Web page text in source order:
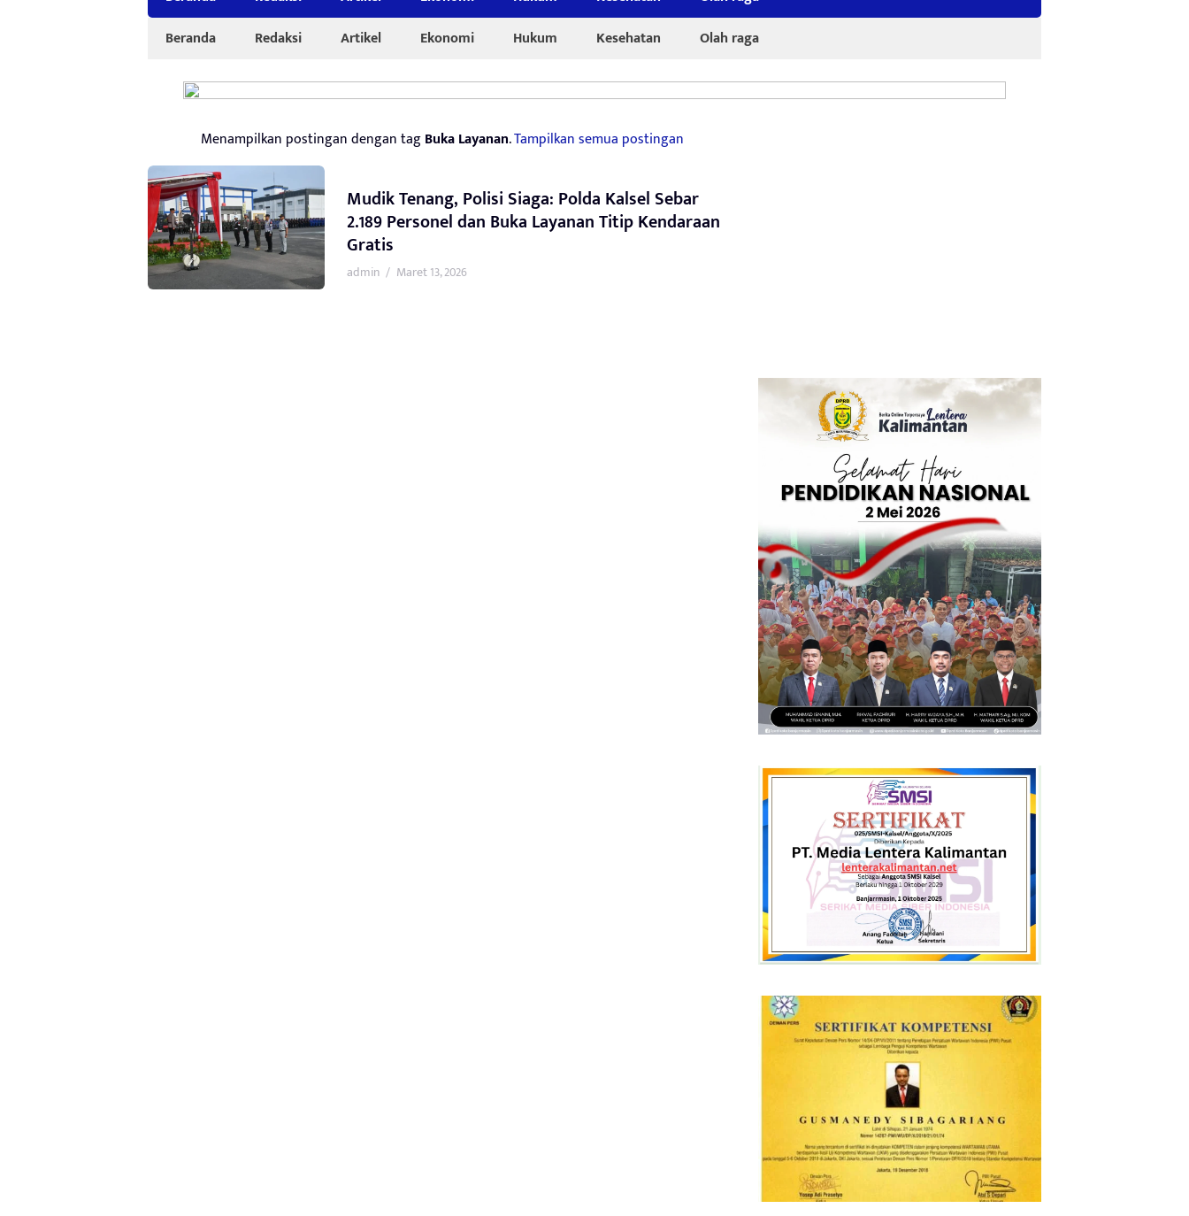
Beranda
Redaksi Artikel Ekonomi Hukum Kesehatan Olah raga
Menampilkan postingan dengan tagBuka Layanan.Tampilkan semua postingan
Mudik Tenang, Polisi Siaga: Polda Kalsel Sebar
2.189 Personel dan Buka Layanan Titip Kendaraan
Gratis
admin / Maret 13, 2026